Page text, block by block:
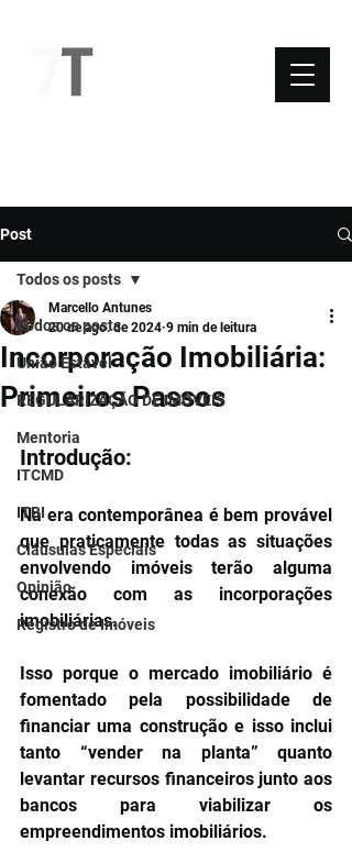
Post
Todos os posts
União Estável
REGULARIZAÇÃO DE IMÓVEIS
Mentoria
ITCMD
ITBI
Cláusulas Especiais
Opinião
Registro de Imóveis
Todos os posts
Incorporação Imobiliária:
Primeiros Passos
Marcello Antunes
20 de ago. de 2024 9 min de leitura
Introdução:
Na era contemporânea é bem provável
que praticamente todas as situações
envolvendo imóveis terão alguma
conexão com as incorporações
imobiliárias.
Isso porque o mercado imobiliário é
fomentado pela possibilidade de
financiar uma construção e isso inclui
tanto “vender na planta” quanto
levantar recursos financeiros junto aos
bancos para viabilizar os
empreendimentos imobiliários.